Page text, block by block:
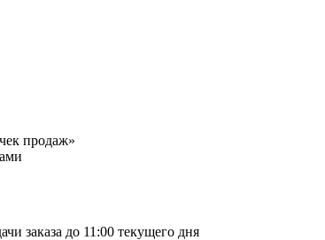
продаж»
заказа до 11:00 текущего дня